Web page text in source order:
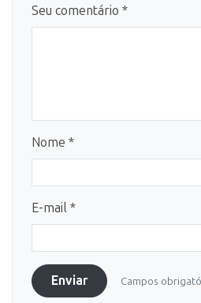
Seu comentário *
Nome *
E-mail *
Enviar Campos